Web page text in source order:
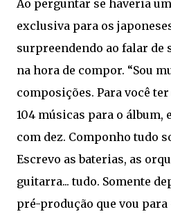
Ao perguntar se haveria
exclusiva para os
surpreendendo ao falar de
na hora de compor. “Sou
composições. Para você
104 músicas para o álbum,
com dez. Componho tudo
Escrevo as baterias, as
guitarra... tudo. Somente
pré-produção que vou para